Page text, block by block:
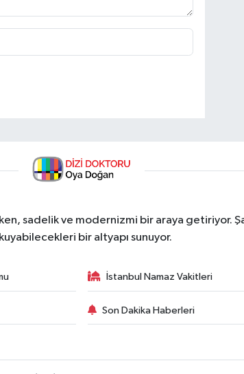
sadelik ve modernizmi bir araya getiriyor.
bir altyapı sunuyor.
İstanbul Namaz Vakitleri
Son Dakika Haberleri